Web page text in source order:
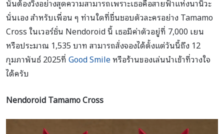
นั้นต้องวิ่งอย่างสุดความสามารถเพราะเธอคือสายฟ้าแห่งนานิวะ
นั่นเอง สำหรับเพื่อน ๆ ท่านใดที่ชื่นชอบตัวละครอย่าง Tamamo
Cross ในเวอร์ชั่น Nendoroid นี้ เธอมีค่าตัวอยู่ที่ 7,000 เยน
หรือประมาณ 1,535 บาท สามารถสั่งจองได้ตั้งแต่วันนี้ถึง 12
กุมภาพันธ์ 2025ที่Good Smileหรือร้านของเล่นนำเข้าที่วางใจ
ได้ครับ
Nendoroid Tamamo Cross